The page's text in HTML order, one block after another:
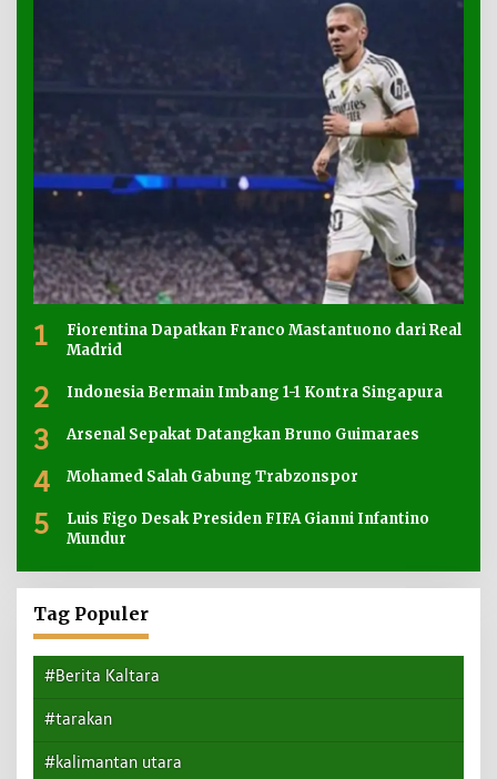
1
Fiorentina Dapatkan Franco Mastantuono dari Real
Madrid
2 Indonesia Bermain Imbang 1-1 Kontra Singapura
3 Arsenal Sepakat Datangkan Bruno Guimaraes
4 Mohamed Salah Gabung Trabzonspor
5
Luis Figo Desak Presiden FIFA Gianni Infantino
Mundur
Tag Populer
#Berita Kaltara
#tarakan
#kalimantan utara